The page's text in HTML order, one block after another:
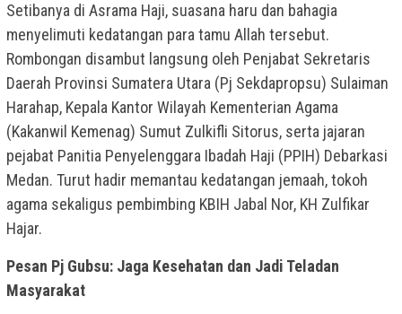
Setibanya di Asrama Haji, suasana haru dan bahagia
menyelimuti kedatangan para tamu Allah tersebut.
Rombongan disambut langsung oleh Penjabat Sekretaris
Daerah Provinsi Sumatera Utara (Pj Sekdapropsu) Sulaiman
Harahap, Kepala Kantor Wilayah Kementerian Agama
(Kakanwil Kemenag) Sumut Zulkifli Sitorus, serta jajaran
pejabat Panitia Penyelenggara Ibadah Haji (PPIH) Debarkasi
Medan. Turut hadir memantau kedatangan jemaah, tokoh
agama sekaligus pembimbing KBIH Jabal Nor, KH Zulfikar
Hajar.
Pesan Pj Gubsu: Jaga Kesehatan dan Jadi Teladan
Masyarakat